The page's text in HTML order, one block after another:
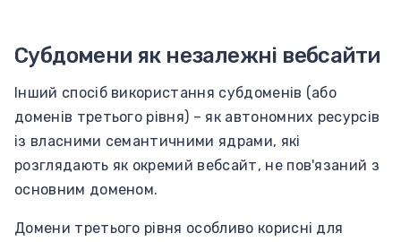
Субдомени як незалежні вебсайти
Інший спосіб використання субдоменів (або
доменів третього рівня) – як автономних ресурсів
із власними семантичними ядрами, які
розглядають як окремий вебсайт, не пов'язаний з
основним доменом.
Домени третього рівня особливо корисні для